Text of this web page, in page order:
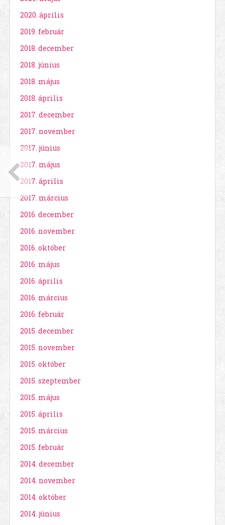
2020. április
2019. február
2018. december
2018. június
2018. május
2018. április
2017. december
2017. november
2017. június
2017. május
2017. április
2017. március
2016. december
2016. november
2016. október
2016. május
2016. április
2016. március
2016. február
2015. december
2015. november
2015. október
2015. szeptember
2015. május
2015. április
2015. március
2015. február
2014. december
2014. november
2014. október
2014. június